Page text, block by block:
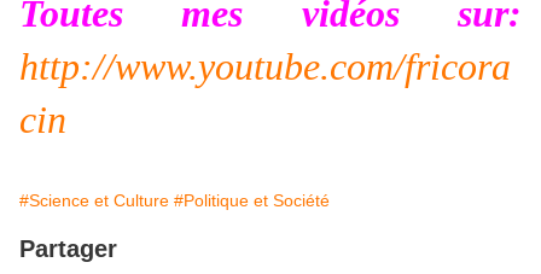
Toutes mes vidéos sur:
http://www.youtube.com/fricora
cin
#Science et Culture #Politique et Société
Partager